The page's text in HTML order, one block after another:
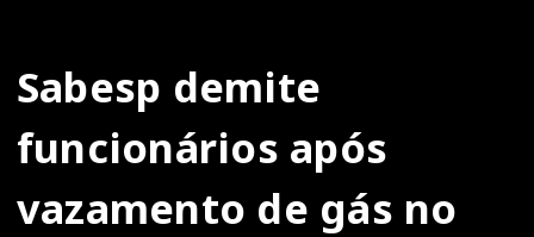
Sabesp demite
funcionários após
vazamento de gás no